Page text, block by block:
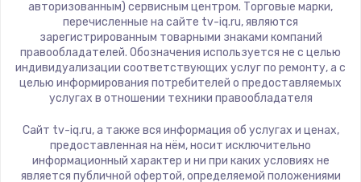
Замена видеочипа
2745 руб.
Заказать
2600 руб.
Заказать
Yandex
National
iFFALCON
Tuvio
Nord
BenQ
авторизованным) сервисным центром. Торговые марки,
перечисленные на сайте tv-iq.ru, являются
зарегистрированным товарными знаками компаний
правообладателей. Обозначения используется не с целью
индивидуализации соответствующих услуг по ремонту, а с
целью информирования потребителей о предоставляемых
услугах в отношении техники правообладателя
Сайт tv-iq.ru, а также вся информация об услугах и ценах,
предоставленная на нём, носит исключительно
информационный характер и ни при каких условиях не
является публичной офертой, определяемой положениями